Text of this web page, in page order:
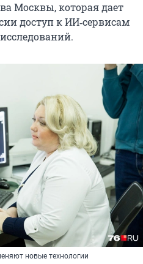
Москвы, которая дает
доступ к ИИ‑сервисам
новые технологии